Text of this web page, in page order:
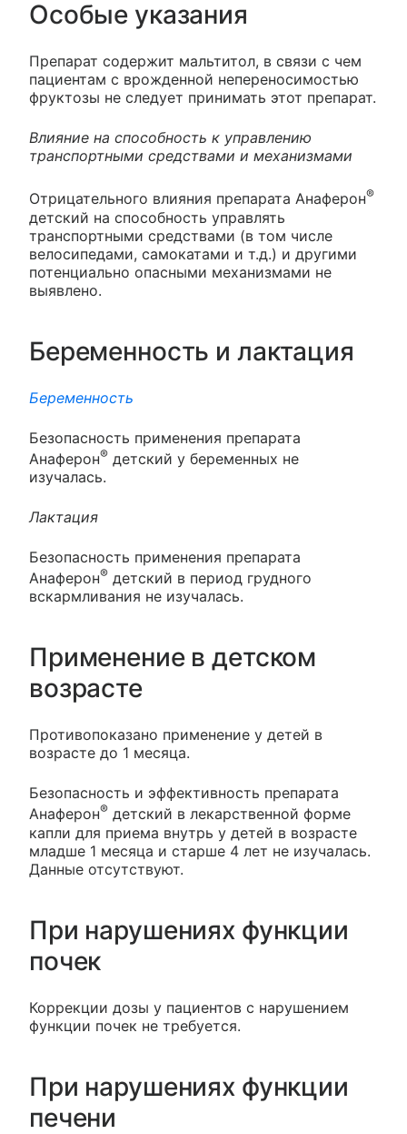
Особые указания
Препарат содержит мальтитол, в связи с чем
пациентам с врожденной непереносимостью
фруктозы не следует принимать этот препарат.
Влияние на способность к управлению
транспортными средствами и механизмами
Отрицательного влияния препарата Анаферон®
детский на способность управлять
транспортными средствами (в том числе
велосипедами, самокатами и т.д.) и другими
потенциально опасными механизмами не
выявлено.
Беременность и лактация
Беременность
Безопасность применения препарата
Анаферон® детский у беременных не
изучалась.
Лактация
Безопасность применения препарата
Анаферон® детский в период грудного
вскармливания не изучалась.
Применение в детском
возрасте
Противопоказано применение у детей в
возрасте до 1 месяца.
Безопасность и эффективность препарата
Анаферон® детский в лекарственной форме
капли для приема внутрь у детей в возрасте
младше 1 месяца и старше 4 лет не изучалась.
Данные отсутствуют.
При нарушениях функции
почек
Коррекции дозы у пациентов с нарушением
функции почек не требуется.
При нарушениях функции
печени